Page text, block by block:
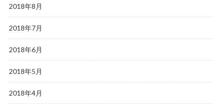
2018年8月
2018年7月
2018年6月
2018年5月
2018年4月